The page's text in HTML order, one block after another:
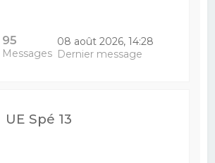
95
Messages
08 août 2026, 14:28
Dernier message
UE Spé 13